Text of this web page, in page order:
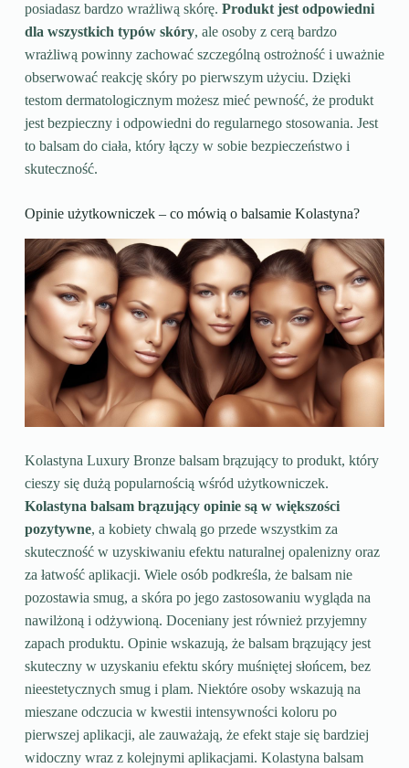
posiadasz bardzo wrażliwą skórę. Produkt jest odpowiedni
dla wszystkich typów skóry, ale osoby z cerą bardzo
wrażliwą powinny zachować szczególną ostrożność i uważnie
obserwować reakcję skóry po pierwszym użyciu. Dzięki
testom dermatologicznym możesz mieć pewność, że produkt
jest bezpieczny i odpowiedni do regularnego stosowania. Jest
to balsam do ciała, który łączy w sobie bezpieczeństwo i
skuteczność.
Opinie użytkowniczek – co mówią o balsamie Kolastyna?
Kolastyna Luxury Bronze balsam brązujący to produkt, który
cieszy się dużą popularnością wśród użytkowniczek.
Kolastyna balsam brązujący opinie są w większości
pozytywne, a kobiety chwalą go przede wszystkim za
skuteczność w uzyskiwaniu efektu naturalnej opalenizny oraz
za łatwość aplikacji. Wiele osób podkreśla, że balsam nie
pozostawia smug, a skóra po jego zastosowaniu wygląda na
nawilżoną i odżywioną. Doceniany jest również przyjemny
zapach produktu. Opinie wskazują, że balsam brązujący jest
skuteczny w uzyskaniu efektu skóry muśniętej słońcem, bez
nieestetycznych smug i plam. Niektóre osoby wskazują na
mieszane odczucia w kwestii intensywności koloru po
pierwszej aplikacji, ale zauważają, że efekt staje się bardziej
widoczny wraz z kolejnymi aplikacjami. Kolastyna balsam